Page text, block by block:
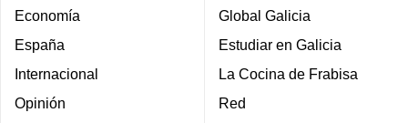
Economía
España
Internacional
Opinión
Global Galicia
Estudiar en Galicia
La Cocina de Frabisa
Red